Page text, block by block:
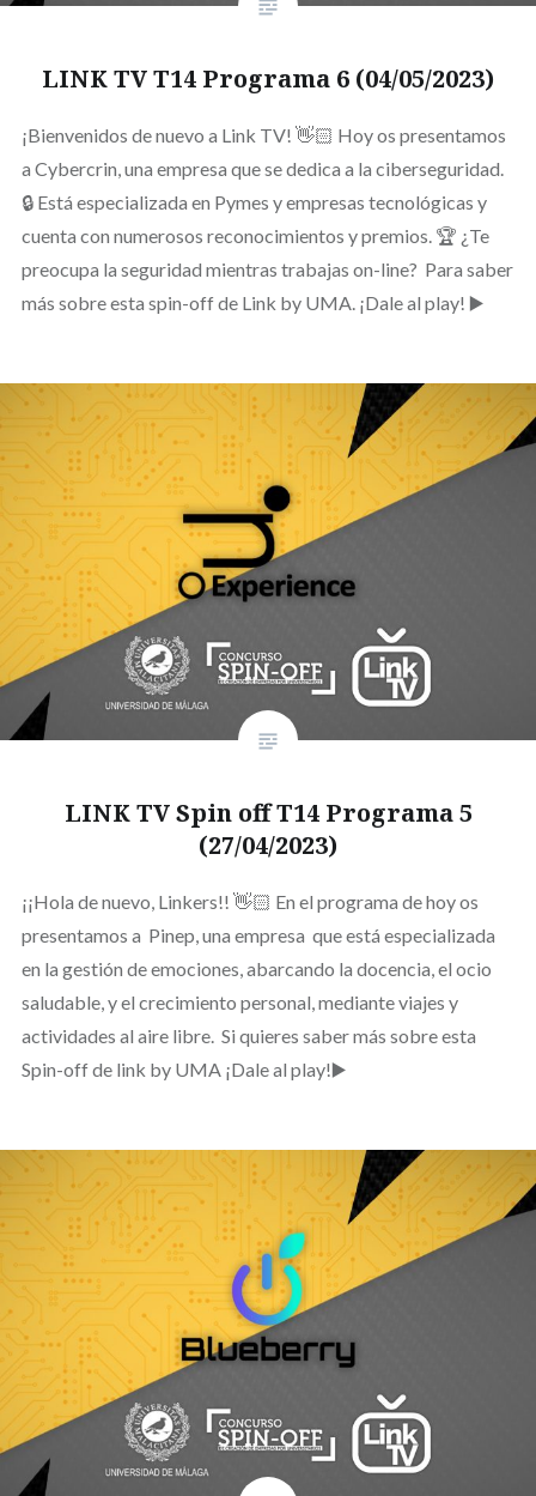
LINK TV T14 Programa 6 (04/05/2023)
¡Bienvenidos de nuevo a Link TV! 👋🏻 Hoy os presentamos
a Cybercrin, una empresa que se dedica a la ciberseguridad.
🔒 Está especializada en Pymes y empresas tecnológicas y
cuenta con numerosos reconocimientos y premios. 🏆 ¿Te
preocupa la seguridad mientras trabajas on-line? Para saber
más sobre esta spin-off de Link by UMA. ¡Dale al play! ▶️
LINK TV Spin off T14 Programa 5
(27/04/2023)
¡¡Hola de nuevo, Linkers!! 👋🏻 En el programa de hoy os
presentamos a Pinep, una empresa que está especializada
en la gestión de emociones, abarcando la docencia, el ocio
saludable, y el crecimiento personal, mediante viajes y
actividades al aire libre. Si quieres saber más sobre esta
Spin-off de link by UMA ¡Dale al play!▶️